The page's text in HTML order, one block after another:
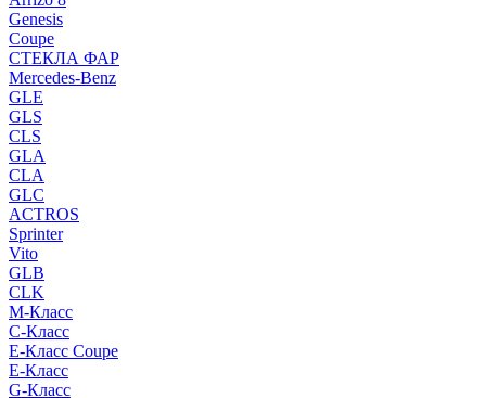
Genesis
Coupe
СТЕКЛА ФАР
Mercedes-Benz
GLE
GLS
CLS
GLA
CLA
GLC
ACTROS
Sprinter
Vito
GLB
CLK
M-Класс
C-Класс
E-Класс Coupe
E-Класс
G-Класс